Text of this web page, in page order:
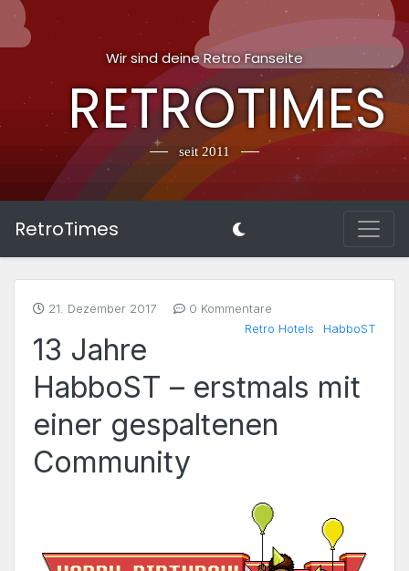
Wir sind deine Retro Fanseite
RETROTIMES
seit 2011
RetroTimes
21. Dezember 2017
0 Kommentare
Retro Hotels
HabboST
13 Jahre
HabboST – erstmals mit
einer gespaltenen
Community